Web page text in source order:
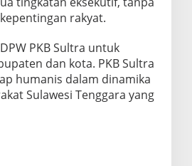
rakyat.
PKB Sultra untuk
dan kota. PKB Sultra
humanis dalam dinamika
Sulawesi Tenggara yang